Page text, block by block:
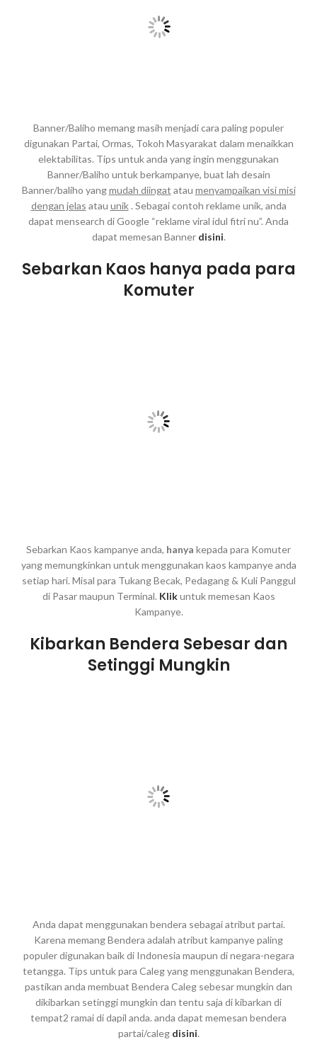
Banner/Baliho memang masih menjadi cara paling populer
digunakan Partai, Ormas, Tokoh Masyarakat dalam menaikkan
elektabilitas. Tips untuk anda yang ingin menggunakan
Banner/Baliho untuk berkampanye, buat lah desain
Banner/baliho yangmudah diingat atau menyampaikan visi misi
dengan jelas atau unik. Sebagai contoh reklame unik, anda
dapat mensearch di Google “reklame viral idul fitri nu”. Anda
dapat memesan Banner disini.
Sebarkan Kaos hanya pada para
Komuter
Sebarkan Kaos kampanye anda, hanya kepada para Komuter
yang memungkinkan untuk menggunakan kaos kampanye anda
setiap hari. Misal para Tukang Becak, Pedagang & Kuli Panggul
di Pasar maupun Terminal. Klikuntuk memesan Kaos
Kampanye.
Kibarkan Bendera Sebesar dan
Setinggi Mungkin
Anda dapat menggunakan bendera sebagai atribut partai.
Karena memang Bendera adalah atribut kampanye paling
populer digunakan baik di Indonesia maupun di negara-negara
tetangga. Tips untuk para Caleg yang menggunakan Bendera,
pastikan anda membuat Bendera Caleg sebesar mungkin dan
dikibarkan setinggi mungkin dan tentu saja di kibarkan di
tempat2 ramai di dapil anda. anda dapat memesan bendera
partai/caleg disini.